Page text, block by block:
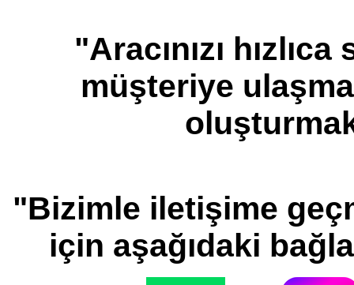
"Aracınızı
müşteriye
"Bizimle iletişime
için aşağıdaki